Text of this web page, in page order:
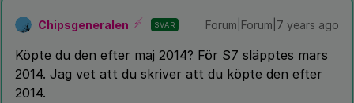
Chipsgeneralen SVAR Forum|Forum|7 years ago
Köpte du den efter maj 2014? För S7 släpptes mars
2014. Jag vet att du skriver att du köpte den efter
2014.